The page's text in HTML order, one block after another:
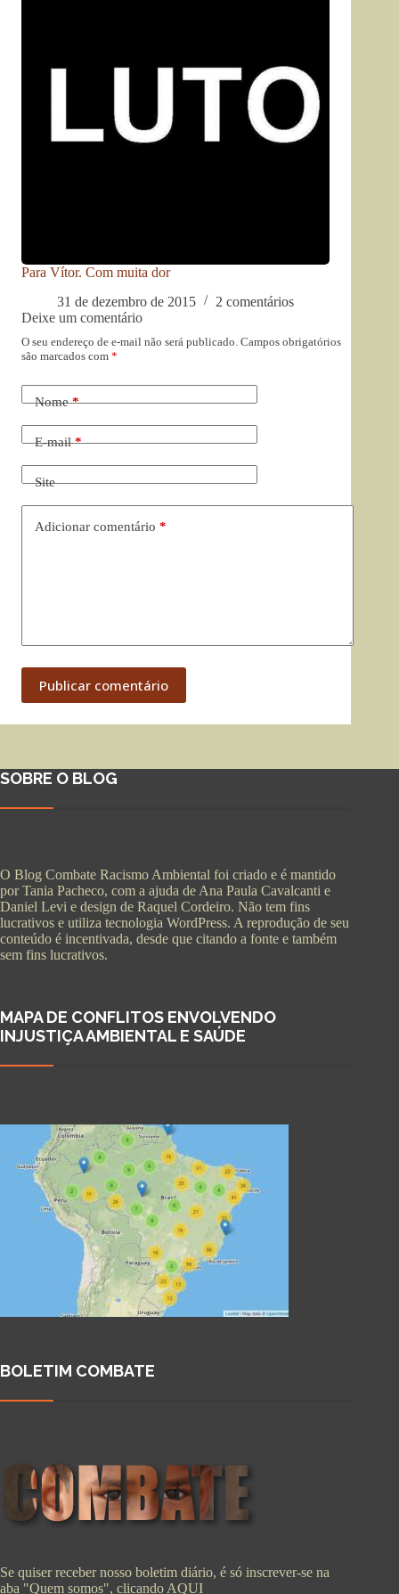
Para Vítor. Com muita dor
31 de dezembro de 2015
2 comentários
Deixe um comentário
O seu endereço de e-mail não será publicado. Campos obrigatórios
são marcados com *
Nome*
E-mail*
Site
Adicionar comentário *
Publicar comentário
SOBRE O BLOG
O Blog Combate Racismo Ambiental foi criado e é mantido
por Tania Pacheco, com a ajuda de Ana Paula Cavalcanti e
Daniel Levi e design de Raquel Cordeiro. Não tem fins
lucrativos e utiliza tecnologia WordPress. A reprodução de seu
conteúdo é incentivada, desde que citando a fonte e também
sem fins lucrativos.
MAPA DE CONFLITOS ENVOLVENDO
INJUSTIÇA AMBIENTAL E SAÚDE
BOLETIM COMBATE
Se quiser receber nosso boletim diário, é só inscrever-se na
aba "Quem somos", clicando AQUI